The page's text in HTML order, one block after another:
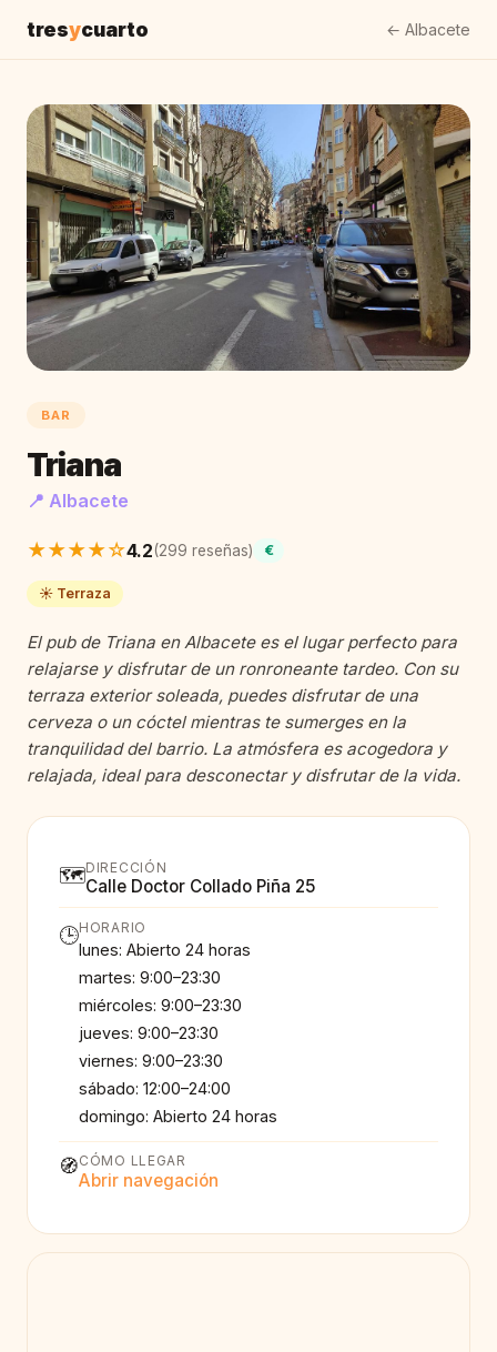
tresycuarto ← Albacete
BAR
Triana
📍 Albacete
★★★★☆4.2(299 reseñas) €
☀️ Terraza
El pub de Triana en Albacete es el lugar perfecto para
relajarse y disfrutar de un ronroneante tardeo. Con su
terraza exterior soleada, puedes disfrutar de una
cerveza o un cóctel mientras te sumerges en la
tranquilidad del barrio. La atmósfera es acogedora y
relajada, ideal para desconectar y disfrutar de la vida.
🗺️DIRECCIÓN
Calle Doctor Collado Piña 25
🕒HORARIO
lunes: Abierto 24 horas
martes: 9:00–23:30
miércoles: 9:00–23:30
jueves: 9:00–23:30
viernes: 9:00–23:30
sábado: 12:00–24:00
domingo: Abierto 24 horas
🧭CÓMO LLEGAR
Abrir navegación